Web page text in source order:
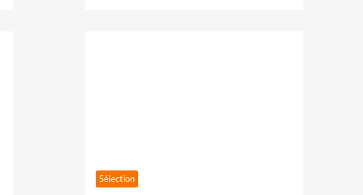
Sélection